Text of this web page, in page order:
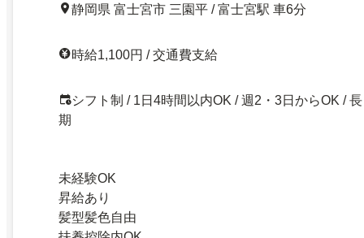
静岡県 富士宮市 三園平 / 富士宮駅 車6分
時給1,100円 / 交通費支給
シフト制 / 1日4時間以内OK / 週2・3日からOK / 長
期
未経験OK
昇給あり
髪型髪色自由